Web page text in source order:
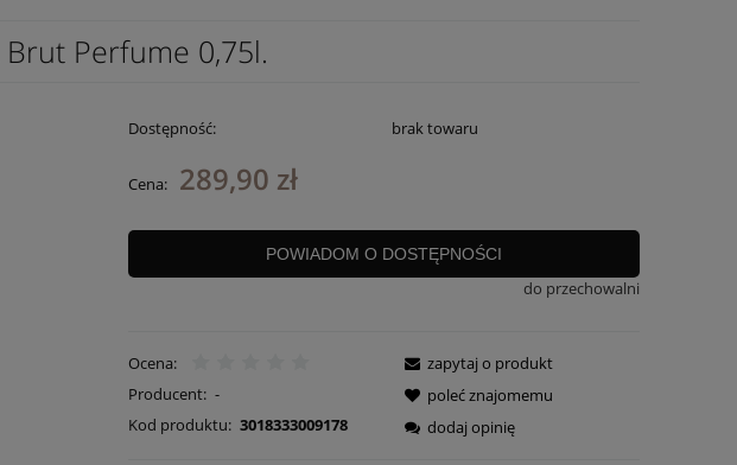
Perfume 0,75l.
Dostępność: brak towaru
Cena: 289,90 zł
POWIADOM O DOSTĘPNOŚCI
do przechowalni
Ocena:
Producent: -
Kod produktu: 3018333009178
zapytaj o produkt
poleć znajomemu
dodaj opinię